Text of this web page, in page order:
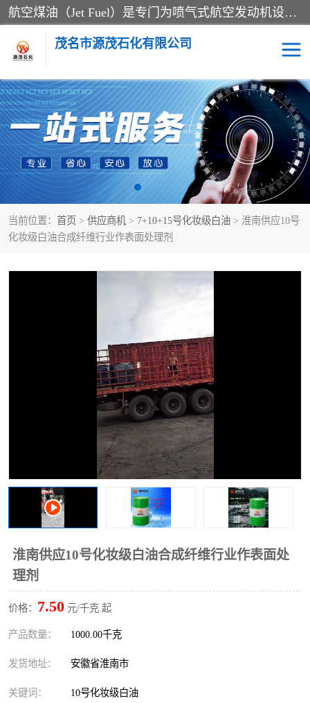
航空煤油（Jet Fuel）是专门为喷气式航空发动机设计的高纯度燃料，主要分为Jet A、Jet A-1和Jet B等类型。其特点是闪点高、低温流动性好，并添加了抗静电剂和抗氧化剂以确保飞行安全。航空煤油需
茂名市源茂石化有限公司
当前位置： 首页 > 供应商机 > 7+10+15号化妆级白油 > 淮南供应10号
化妆级白油合成纤维行业作表面处理剂
淮南供应10号化妆级白油合成纤维行业作表面处
理剂
价格： 7.50 元/千克 起
产品数量： 1000.00千克
发货地址： 安徽省淮南市
关键词： 10号化妆级白油
RP3航空煤油 D20+D30溶剂油
D40+D60溶剂油 D80+D100溶剂油
6号+120号溶剂油 260号溶剂油
异构烷烃 天然乳胶
46+68号化妆级白油